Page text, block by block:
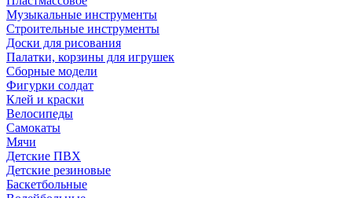
Музыкальные инструменты
Строительные инструменты
Доски для рисования
Палатки, корзины для игрушек
Сборные модели
Фигурки солдат
Клей и краски
Велосипеды
Самокаты
Мячи
Детские ПВХ
Детские резиновые
Баскетбольные